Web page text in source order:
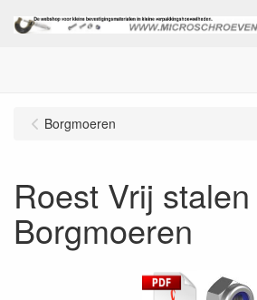
Borgmoeren
Roest Vrij stalen
Borgmoeren